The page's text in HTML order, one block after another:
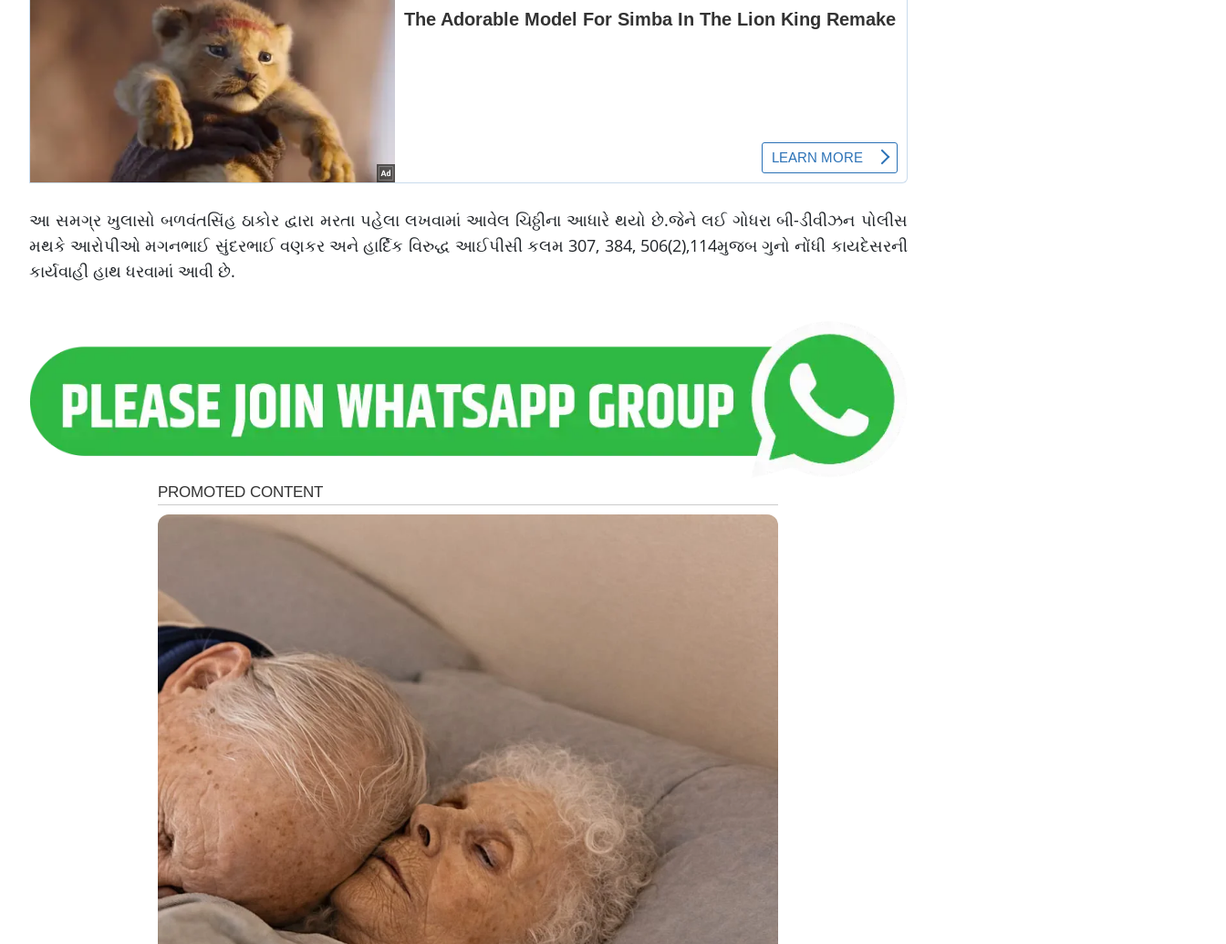
આ સમગ્ર ખુલાસો બળવંતસિંહ ઠાકોર દ્વારા મરતા પહેલા લખવામાં આવેલ ચિઠ્ઠીના આધારે થયો છે.જેને લઈ ગોધરા બી-ડીવીઝન પોલીસ
મથકે આરોપીઓ મગનભાઈ સુંદરભાઈ વણકર અને હાર્દિક વિરુદ્ધ આઈપીસી કલમ 307, 384, 506(2),114મુજબ ગુનો નોંધી કાયદેસરની
કાર્યવાહી હાથ ધરવામાં આવી છે.